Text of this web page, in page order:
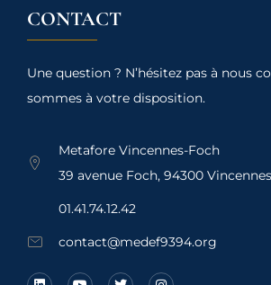
CONTACT
Une question ? N’hésitez pas à nous
sommes à votre disposition.
Metafore Vincennes-Foch
39 avenue Foch, 94300 Vincennes
01.41.74.12.42
contact@medef9394.org